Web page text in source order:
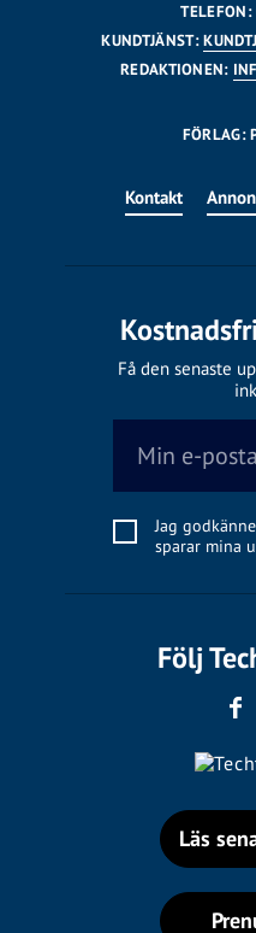
KUNDTJÄNST:
REDAKTIONEN:
FÖRLAG:
Kontakt
Få den senaste
Jag
sparar mina
Följ
Läs